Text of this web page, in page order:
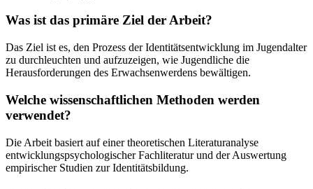
Was ist das primäre Ziel der Arbeit?
Das Ziel ist es, den Prozess der Identitätsentwicklung im Jugendalter
zu durchleuchten und aufzuzeigen, wie Jugendliche die
Herausforderungen des Erwachsenwerdens bewältigen.
Welche wissenschaftlichen Methoden werden
verwendet?
Die Arbeit basiert auf einer theoretischen Literaturanalyse
entwicklungspsychologischer Fachliteratur und der Auswertung
empirischer Studien zur Identitätsbildung.